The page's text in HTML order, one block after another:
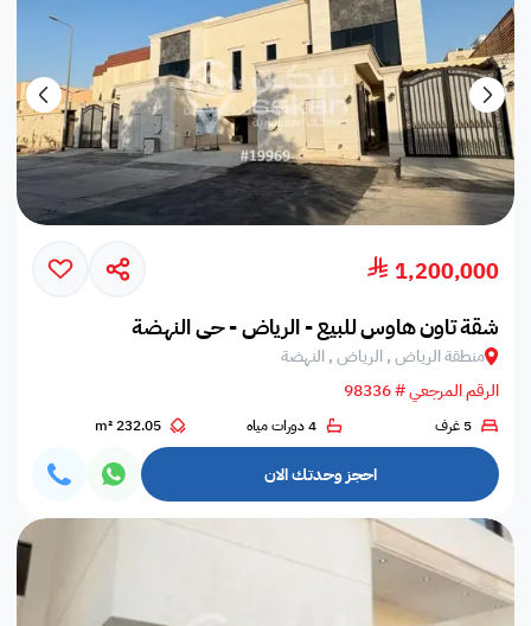
1,200,000
شقة تاون هاوس للبيع - الرياض - حي النهضة
منطقة الرياض , الرياض , النهضة
الرقم المرجعي # 98336
5 غرف 4 دورات مياه 232.05 m²
احجز وحدتك الان